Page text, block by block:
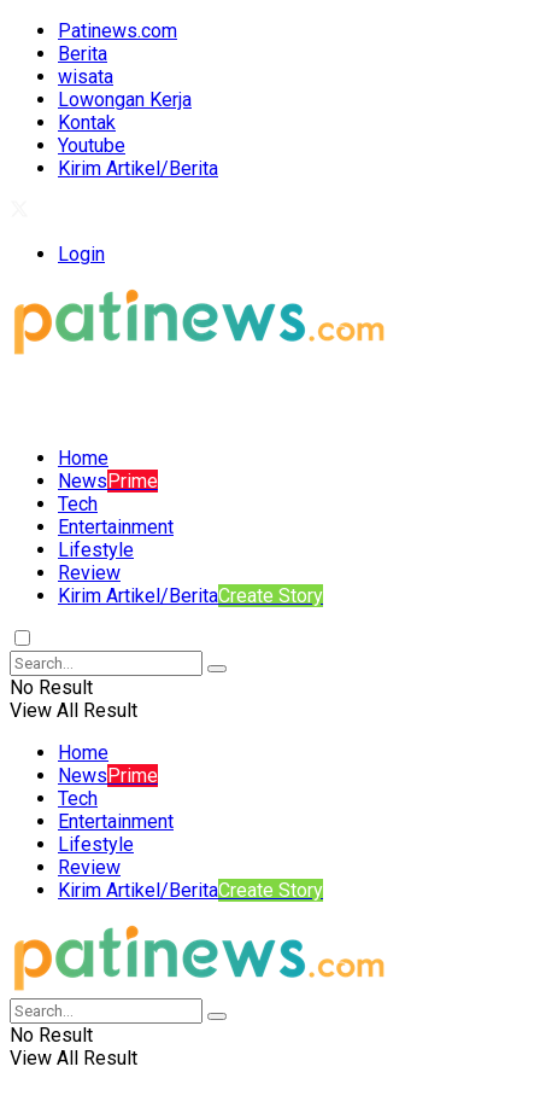
Patinews.com
Berita
wisata
Lowongan Kerja
Kontak
Youtube
Kirim Artikel/Berita
Login
Home
NewsPrime
Tech
Entertainment
Lifestyle
Review
Kirim Artikel/BeritaCreate Story
No Result
View All Result
Home
NewsPrime
Tech
Entertainment
Lifestyle
Review
Kirim Artikel/BeritaCreate Story
No Result
View All Result